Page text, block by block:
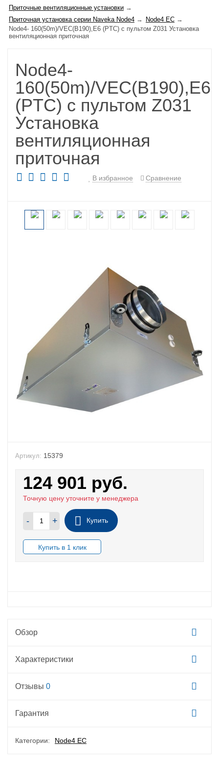
Приточные вентиляционные установки →
Приточная установка серии Naveka Node4 → Node4 EC →
Node4- 160(50m)/VEC(B190),E6 (PTC) с пультом Z031 Установка
вентиляционная приточная
Node4-
160(50m)/VEC(B190),E6
(PTC) с пультом Z031
Установка
вентиляционная
приточная
В избранное Сравнение
Артикул: 15379
124 901 руб.
Точную цену уточните у менеджера
- + Купить
Обзор
Характеристики
Отзывы 0
Гарантия
Категории: Node4 EC